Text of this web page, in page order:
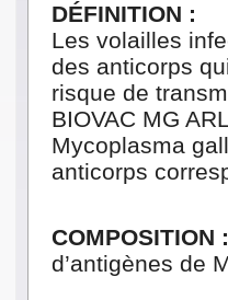
DÉFINITION :
Les volailles
des anticorps
risque de
BIOVAC MG
Mycoplasma
anticorps
COMPOSITION
d’antigènes de